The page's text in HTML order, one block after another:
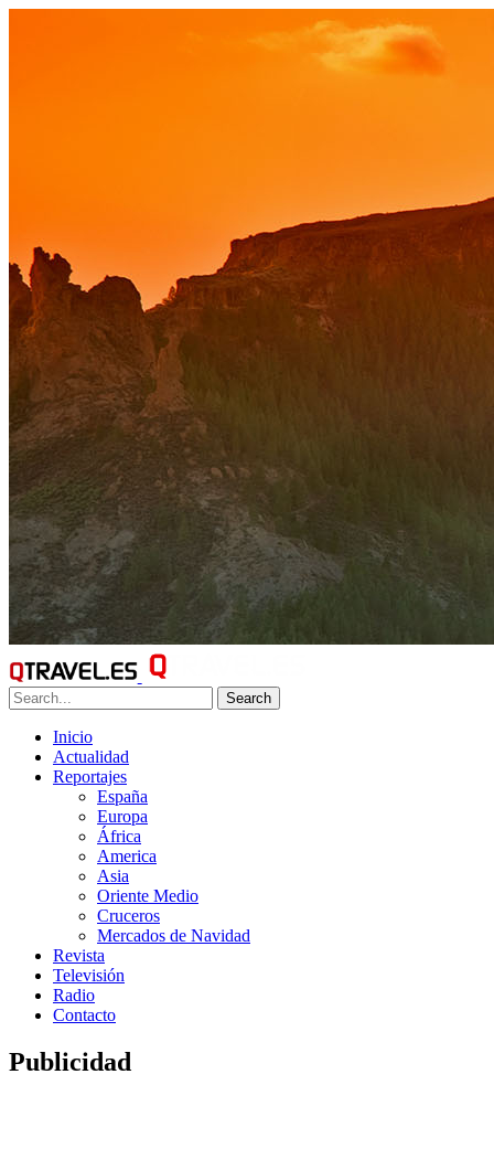
Search
Inicio
Actualidad
Reportajes
España
Europa
África
America
Asia
Oriente Medio
Cruceros
Mercados de Navidad
Revista
Televisión
Radio
Contacto
Publicidad